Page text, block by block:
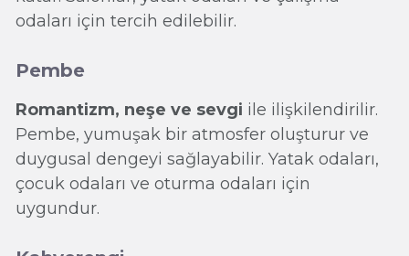
odaları için tercih edilebilir.
Pembe
Romantizm, neşe ve sevgi ile ilişkilendirilir.
Pembe, yumuşak bir atmosfer oluşturur ve
duygusal dengeyi sağlayabilir. Yatak odaları,
çocuk odaları ve oturma odaları için
uygundur.